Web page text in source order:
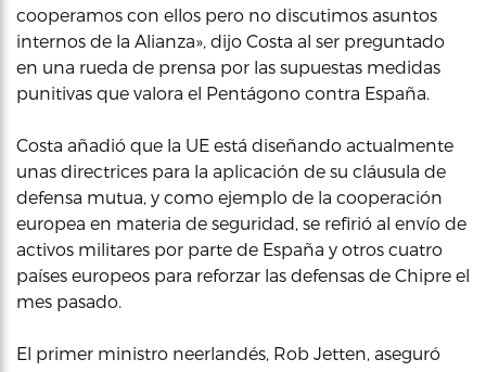
cooperamos con ellos pero no discutimos asuntos
internos de la Alianza», dijo Costa al ser preguntado
en una rueda de prensa por las supuestas medidas
punitivas que valora el Pentágono contra España.
Costa añadió que la UE está diseñando actualmente
unas directrices para la aplicación de su cláusula de
defensa mutua, y como ejemplo de la cooperación
europea en materia de seguridad, se refirió al envío de
activos militares por parte de España y otros cuatro
países europeos para reforzar las defensas de Chipre el
mes pasado.
El primer ministro neerlandés, Rob Jetten, aseguró